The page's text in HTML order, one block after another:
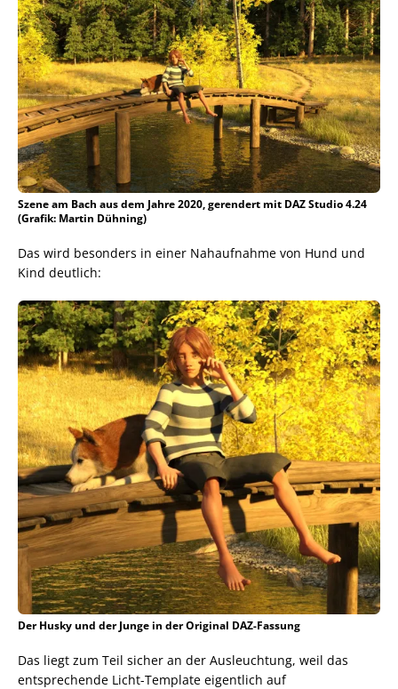
Szene am Bach aus dem Jahre 2020, gerendert mit DAZ Studio 4.24
(Grafik: Martin Dühning)
Das wird besonders in einer Nahaufnahme von Hund und
Kind deutlich:
Der Husky und der Junge in der Original DAZ-Fassung
Das liegt zum Teil sicher an der Ausleuchtung, weil das
entsprechende Licht-Template eigentlich auf